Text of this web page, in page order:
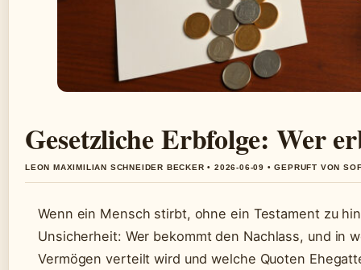
Gesetzliche Erbfolge: Wer
LEON MAXIMILIAN SCHNEIDER BECKER • 2026-06-09 • GEPRUFT VON
Wenn ein Mensch stirbt, ohne ein Testament zu
Unsicherheit: Wer bekommt den Nachlass, und in
Vermögen verteilt wird und welche Quoten